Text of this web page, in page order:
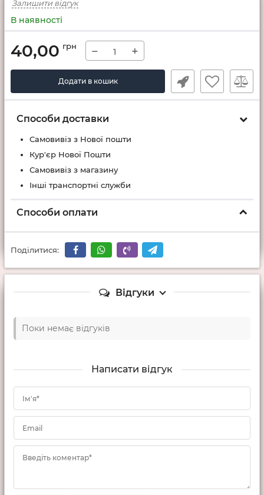
Залишити відгук
В наявності
40,00 грн − +
Додати в кошик
Способи доставки
Самовивіз з Нової пошти
Кур'єр Нової Пошти
Самовивіз з магазину
Інші транспортні служби
Способи оплати
Поділитися:
Відгуки
Поки немає відгуків
Написати відгук
Ім'я*
Email
Введіть коментар*